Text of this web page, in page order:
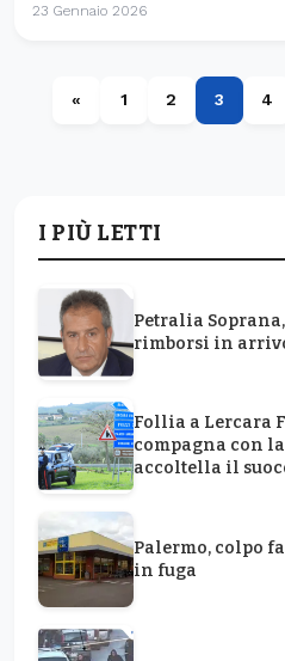
23 Gennaio 2026
« 1 2 3 4
I PIÙ LETTI
Petralia
rimborsi in
Follia a Lercara
compagna con
accoltella il
Palermo, colpo
in fuga